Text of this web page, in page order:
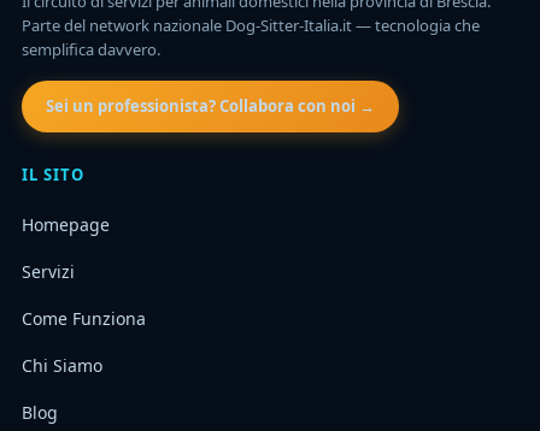
Parte del network nazionale Dog-Sitter-Italia.it — tecnologia che
semplifica davvero.
Sei un professionista? Collabora con noi →
IL SITO
Homepage
Servizi
Come Funziona
Chi Siamo
Blog